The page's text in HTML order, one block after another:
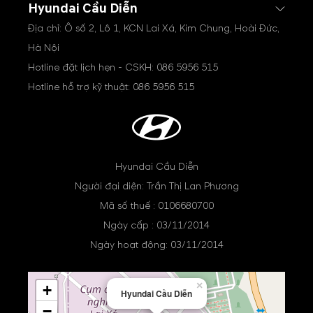
Hyundai Cầu Diễn
Địa chỉ: Ô số 2, Lô 1, KCN Lai Xá, Kim Chung, Hoài Đức,
Hà Nội
Hotline đặt lịch hẹn - CSKH: 086 5956 515
Hotline hỗ trợ kỹ thuật: 086 5956 515
Hyundai Cầu Diễn
Người đại diện: Trần Thị Lan Phương
Mã số thuế : 0106680700
Ngày cấp : 03/11/2014
Ngày hoạt động: 03/11/2014
Hyundai Cầu Diễn
×
+